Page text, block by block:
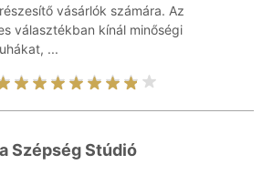
vásárlók számára. Az
választékban kínál minőségi
...
Szépség Stúdió